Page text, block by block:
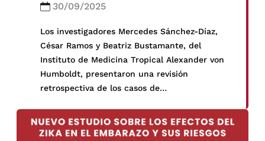
30/09/2025
Los investigadores Mercedes Sánchez-Díaz,
César Ramos y Beatriz Bustamante, del
Instituto de Medicina Tropical Alexander von
Humboldt, presentaron una revisión
retrospectiva de los casos de
entre 2011 y 2024 en Perú.